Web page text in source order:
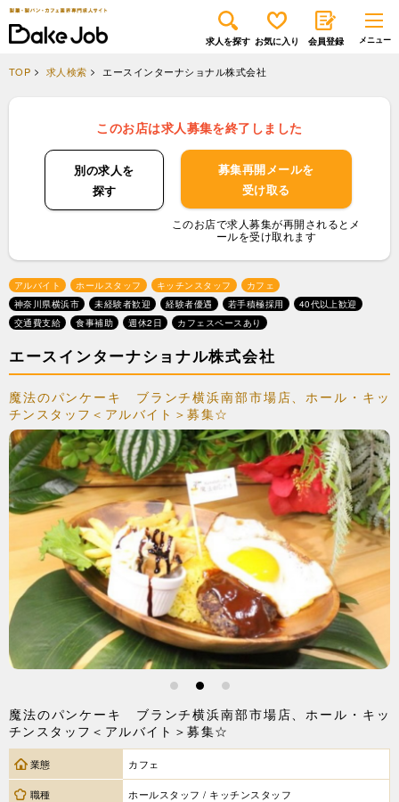
求人を探す お気に入り 会員登録
TOP 求人検索 エースインターナショナル株式会社
このお店は求人募集を終了しました
別の求人を
探す
募集再開メールを
受け取る
このお店で求人募集が再開されるとメ
ールを受け取れます
アルバイト ホールスタッフ キッチンスタッフ
カフェ
神奈川県横浜市
未経験者歓迎 経験者優遇 若手積極採用
40代以上歓迎
交通費支給
食事補助 週休2日 カフェスペースあり
エースインターナショナル株式会社
魔法のパンケーキ ブランチ横浜南部市場店、ホール・キッ
チンスタッフ＜アルバイト＞募集☆
1 2 3
魔法のパンケーキ ブランチ横浜南部市場店、ホール・キッ
チンスタッフ＜アルバイト＞募集☆
業態 カフェ
職種 ホールスタッフ / キッチンスタッフ